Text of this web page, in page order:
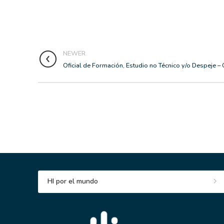
NEWER
Oficial de Formación, Estudio no Técnico y/o Despeje –
HI por el mundo